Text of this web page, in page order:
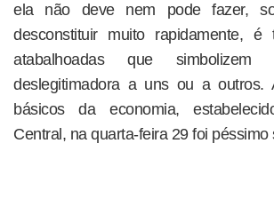
ela não deve nem pode fazer,
desconstituir muito rapidamente, é
atabalhoadas que simbolizem
deslegitimadora a uns ou a outros.
básicos da economia,
Central, na quarta-feira 29 foi péssimo